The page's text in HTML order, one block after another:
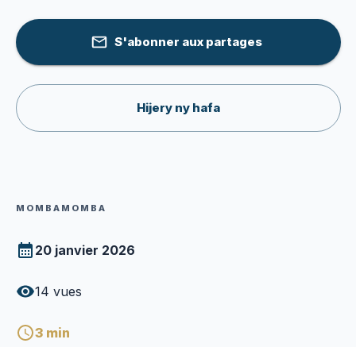
S'abonner aux partages
Hijery ny hafa
MOMBAMOMBA
20 janvier 2026
14 vues
3min